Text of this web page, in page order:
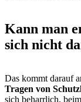
Kann man
sich nicht
Das kommt darauf
Tragen von
sich beharrlich,